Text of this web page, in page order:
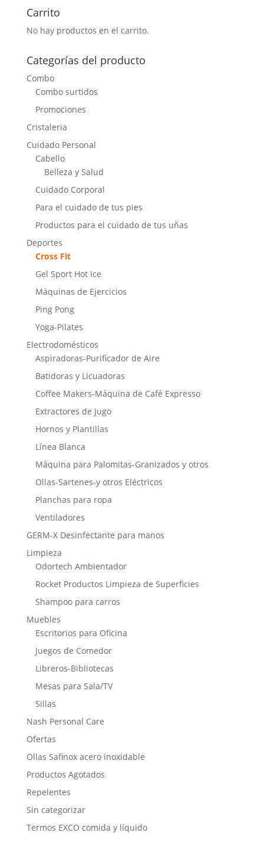
Carrito
No hay productos en el carrito.
Categorías del producto
Combo
Combo surtidos
Promociones
Cristaleria
Cuidado Personal
Cabello
Belleza y Salud
Cuidado Corporal
Para el cuidado de tus pies
Productos para el cuidado de tus uñas
Deportes
Cross Fit
Gel Sport Hot Ice
Máquinas de Ejercicios
Ping Pong
Yoga-Pilates
Electrodomésticos
Aspiradoras-Purificador de Aire
Batidoras y Licuadoras
Coffee Makers-Máquina de Café Expresso
Extractores de Jugo
Hornos y Plantillas
Línea Blanca
Máquina para Palomitas-Granizados y otros
Ollas-Sartenes-y otros Eléctricos
Planchas para ropa
Ventiladores
GERM-X Desinfectante para manos
Limpieza
Odortech Ambientador
Rocket Productos Limpieza de Superficies
Shampoo para carros
Muebles
Escritorios para Oficina
Juegos de Comedor
Libreros-Bibliotecas
Mesas para Sala/TV
Sillas
Nash Personal Care
Ofertas
Ollas Safinox acero inoxidable
Productos Agotados
Repelentes
Sin categorizar
Termos EXCO comida y líquido